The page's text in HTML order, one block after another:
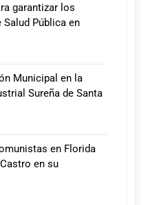
garantizar los
Pública en
Municipal en la
Sureña de Santa
en Florida
en su